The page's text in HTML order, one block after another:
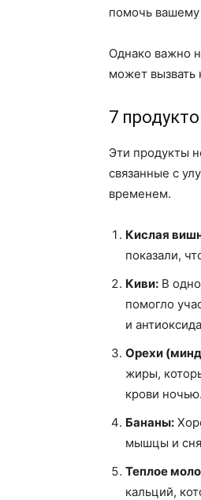
помочь вашему
Однако важно
может вызвать
7
Эти продукты
связанные с
временем.
Кислая
показали,
Киви: В
помогло
и
Орехи
жиры,
крови ночью.
Бананы:
мышцы и
Теплое
кальций,